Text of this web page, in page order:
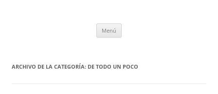
Menú
ARCHIVO DE LA CATEGORÍA: DE TODO UN POCO